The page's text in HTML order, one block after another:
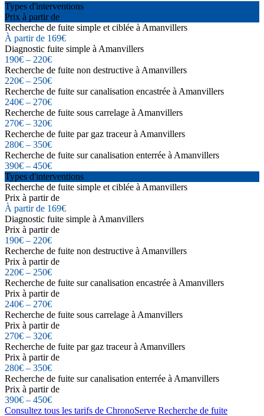
Types d'interventions
Prix à partir de
Recherche de fuite simple et ciblée à Amanvillers
À partir de 169€
Diagnostic fuite simple à Amanvillers
190€ – 220€
Recherche de fuite non destructive à Amanvillers
220€ – 250€
Recherche de fuite sur canalisation encastrée à Amanvillers
240€ – 270€
Recherche de fuite sous carrelage à Amanvillers
270€ – 320€
Recherche de fuite par gaz traceur à Amanvillers
280€ – 350€
Recherche de fuite sur canalisation enterrée à Amanvillers
390€ – 450€
Types d'interventions
Recherche de fuite simple et ciblée à Amanvillers
Prix à partir de
À partir de 169€
Diagnostic fuite simple à Amanvillers
Prix à partir de
190€ – 220€
Recherche de fuite non destructive à Amanvillers
Prix à partir de
220€ – 250€
Recherche de fuite sur canalisation encastrée à Amanvillers
Prix à partir de
240€ – 270€
Recherche de fuite sous carrelage à Amanvillers
Prix à partir de
270€ – 320€
Recherche de fuite par gaz traceur à Amanvillers
Prix à partir de
280€ – 350€
Recherche de fuite sur canalisation enterrée à Amanvillers
Prix à partir de
390€ – 450€
Consultez tous les tarifs de ChronoServe Recherche de fuite